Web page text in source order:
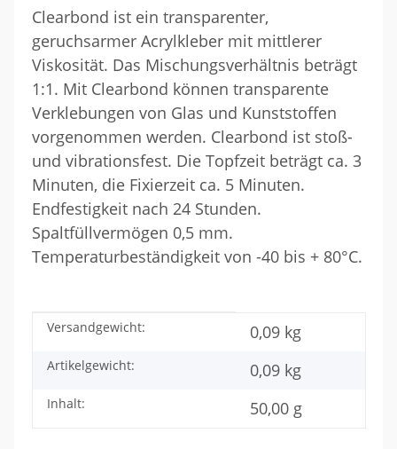
Clearbond ist ein transparenter,
geruchsarmer Acrylkleber mit mittlerer
Viskosität. Das Mischungsverhältnis beträgt
1:1. Mit Clearbond können transparente
Verklebungen von Glas und Kunststoffen
vorgenommen werden. Clearbond ist stoß-
und vibrationsfest. Die Topfzeit beträgt ca. 3
Minuten, die Fixierzeit ca. 5 Minuten.
Endfestigkeit nach 24 Stunden.
Spaltfüllvermögen 0,5 mm.
Temperaturbeständigkeit von -40 bis + 80°C.
Produkteigenschaft
Wert
Versandgewicht: 0,09 kg
Artikelgewicht: 0,09 kg
Inhalt: 50,00 g